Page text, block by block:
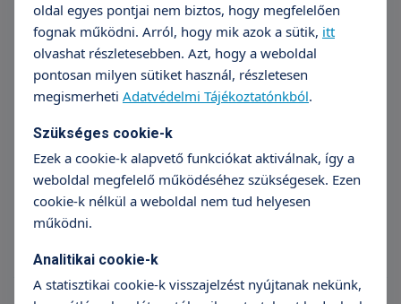
Prof. Dr. Sikorszki László
Sebészet
oldal egyes pontjai nem biztos, hogy megfelelően
fognak működni. Arról, hogy mik azok a sütik, itt
olvashat részletesebben. Azt, hogy a weboldal
pontosan milyen sütiket használ, részletesen
megismerheti Adatvédelmi Tájékoztatónkból.
Szükséges cookie-k
Ezek a cookie-k alapvető funkciókat aktiválnak, így a
weboldal megfelelő működéséhez szükségesek. Ezen
cookie-k nélkül a weboldal nem tud helyesen
működni.
Analitikai cookie-k
A statisztikai cookie-k visszajelzést nyújtanak nekünk,